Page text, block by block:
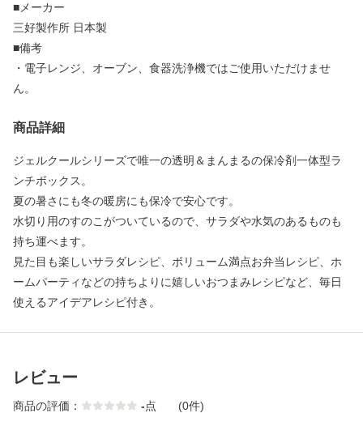
■メーカー
三好製作所 日本製
■備考
・電子レンジ、オーブン、食器洗浄機ではご使用いただけませ
ん。
商品詳細
ジェルクールシリーズで唯一の透明＆まんまるの保冷剤一体型ラ
ンチボックス。
夏の暑さにも冬の暖房にも保冷で安心です。
水切り用のすのこがついているので、サラダや水気のあるものも
持ち運べます。
見た目も楽しいサラダレシピ、ボリューム満点お弁当レシピ、ホ
ームパーティなどの持ちよりに嬉しいおつまみレシピなど、毎日
使えるアイデアレシピ付き。
レビュー
商品の評価： -点 (0件)